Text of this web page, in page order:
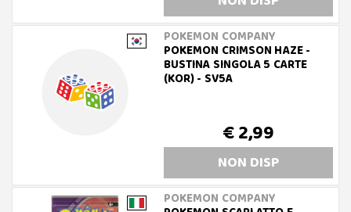
POKEMON COMPANY
POKEMON CRIMSON HAZE -
BUSTINA SINGOLA 5 CARTE
(KOR) - SV5A
€ 2,99
NON DISP
POKEMON COMPANY